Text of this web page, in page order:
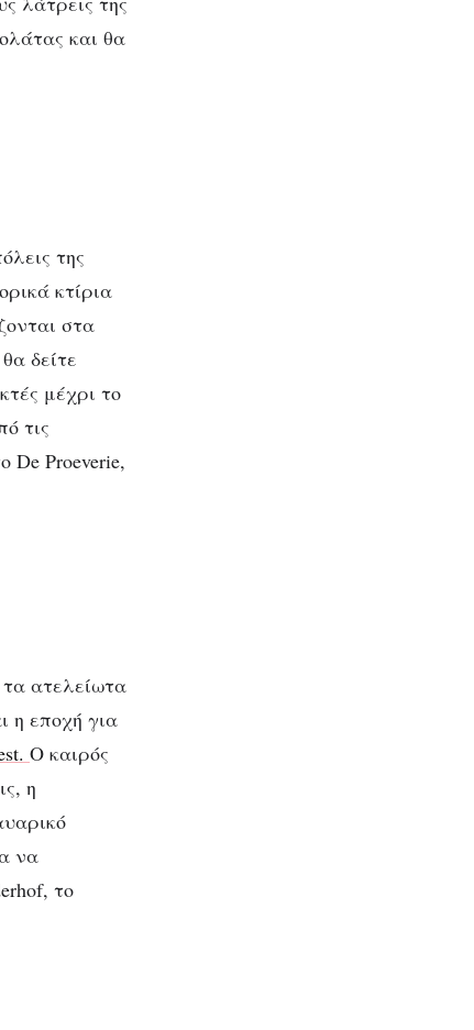
και θα
της
κτίρια
στα
δείτε
μέχρι το
τις
De Proeverie,
ατελείωτα
η εποχή για
Ο καιρός
η
να
το